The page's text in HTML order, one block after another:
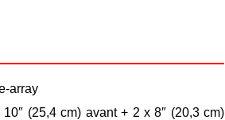
array
(25,4 cm) avant + 2 x 8″ (20,3 cm)